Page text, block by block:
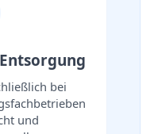
bei
und